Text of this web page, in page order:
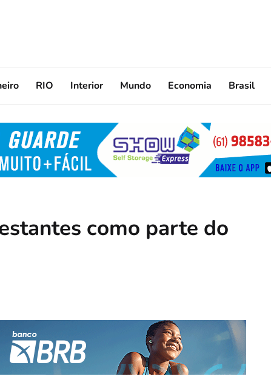
RIO Interior Mundo Economia Brasil
como parte do